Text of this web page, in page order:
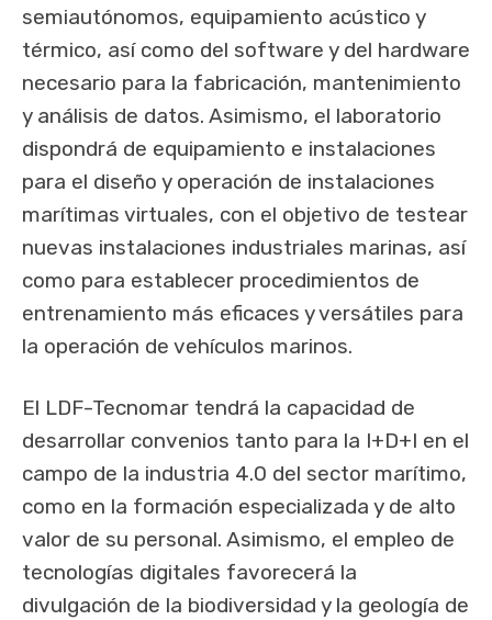
semiautónomos, equipamiento acústico y
térmico, así como del software y del hardware
necesario para la fabricación, mantenimiento
y análisis de datos. Asimismo, el laboratorio
dispondrá de equipamiento e instalaciones
para el diseño y operación de instalaciones
marítimas virtuales, con el objetivo de testear
nuevas instalaciones industriales marinas, así
como para establecer procedimientos de
entrenamiento más eficaces y versátiles para
la operación de vehículos marinos.
El LDF-Tecnomar tendrá la capacidad de
desarrollar convenios tanto para la I+D+I en el
campo de la industria 4.0 del sector marítimo,
como en la formación especializada y de alto
valor de su personal. Asimismo, el empleo de
tecnologías digitales favorecerá la
divulgación de la biodiversidad y la geología de